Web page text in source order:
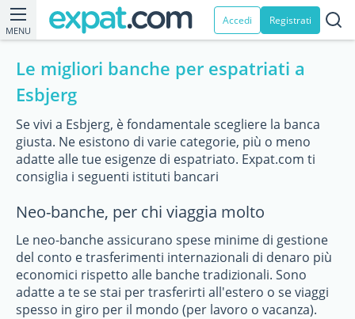
MENU
Accedi Registrati
Le migliori banche per espatriati a
Esbjerg
Se vivi a Esbjerg, è fondamentale scegliere la banca
giusta. Ne esistono di varie categorie, più o meno
adatte alle tue esigenze di espatriato. Expat.com ti
consiglia i seguenti istituti bancari
Neo-banche, per chi viaggia molto
Le neo-banche assicurano spese minime di gestione
del conto e trasferimenti internazionali di denaro più
economici rispetto alle banche tradizionali. Sono
adatte a te se stai per trasferirti all'estero o se viaggi
spesso in giro per il mondo (per lavoro o vacanza).